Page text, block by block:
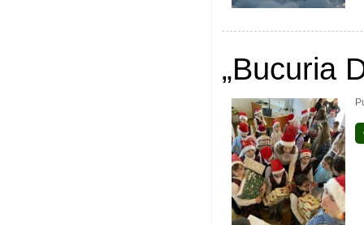
„Bucuria